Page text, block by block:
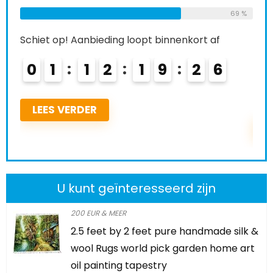
Reeds Verkocht:21 Available:
0 2 1 2 1 9 2
LEES VERDER
U kunt geïnteresseerd zijn
200 EUR & MEER
2.5 feet by 2 feet pure handmade silk &
wool Rugs world pick garden home art
oil painting tapestry